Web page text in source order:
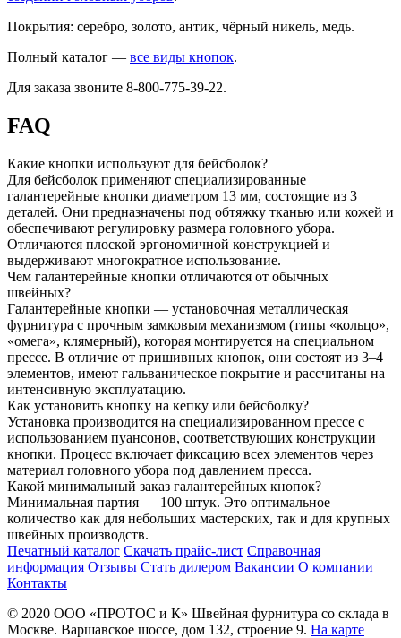
Покрытия: серебро, золото, антик, чёрный никель, медь.
Полный каталог — все виды кнопок.
Для заказа звоните 8-800-775-39-22.
FAQ
Какие кнопки используют для бейсболок?
Для бейсболок применяют специализированные
галантерейные кнопки диаметром 13 мм, состоящие из 3
деталей. Они предназначены под обтяжку тканью или кожей и
обеспечивают регулировку размера головного убора.
Отличаются плоской эргономичной конструкцией и
выдерживают многократное использование.
Чем галантерейные кнопки отличаются от обычных
швейных?
Галантерейные кнопки — установочная металлическая
фурнитура с прочным замковым механизмом (типы «кольцо»,
«омега», клямерный), которая монтируется на специальном
прессе. В отличие от пришивных кнопок, они состоят из 3–4
элементов, имеют гальваническое покрытие и рассчитаны на
интенсивную эксплуатацию.
Как установить кнопку на кепку или бейсболку?
Установка производится на специализированном прессе с
использованием пуансонов, соответствующих конструкции
кнопки. Процесс включает фиксацию всех элементов через
материал головного убора под давлением пресса.
Какой минимальный заказ галантерейных кнопок?
Минимальная партия — 100 штук. Это оптимальное
количество как для небольших мастерских, так и для крупных
швейных производств.
Печатный каталог Скачать прайс-лист Справочная
информация Отзывы Стать дилером Вакансии О компании
Контакты
© 2020 ООО «ПРОТОС и К» Швейная фурнитура со склада в
Москве. Варшавское шоссе, дом 132, строение 9. На карте